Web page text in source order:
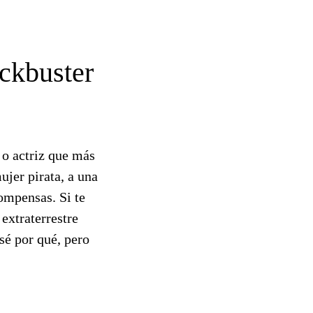
actriz que más
pirata, a una
Si te
por qué, pero